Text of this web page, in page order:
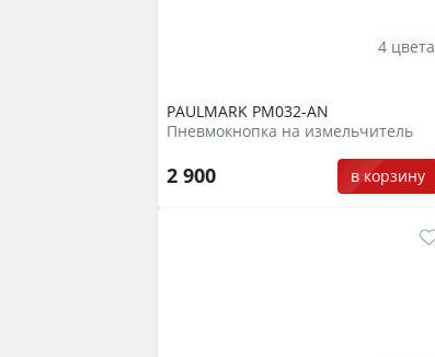
PAULMARK PM032-AN
Пневмокнопка на измельчитель
2 900 в корзину
4 цвета